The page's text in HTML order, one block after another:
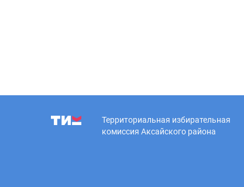
Территориальная избирательная
комиссия Аксайского района